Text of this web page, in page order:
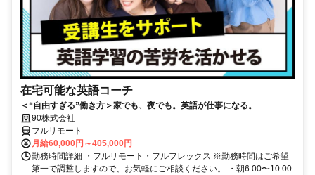
在宅可能な英語コーチ
＜“自由すぎる”働き方＞家でも、夜でも。英語が仕事になる。
90株式会社
フルリモート
月給60,000円～405,000円
勤務時間詳細 ・フルリモート・フルフレックス ※勤務時間はご希望
第一で調整しますので、お気軽にご相談ください。 ・朝6:00〜10:00